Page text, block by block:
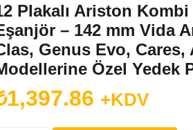
Plakalı Ariston Kombi
– 142 mm Vida
Genus Evo, Cares,
Özel Yedek
1,397.86 +KDV